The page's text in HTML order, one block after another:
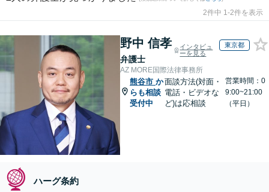
2件中 1-2件を表示
野中 信孝
弁護士
インタビュ
ーを見る
東京都
AZ MORE国際法律事務所
熊谷市 か
らも相談
受付中
面談方法(対面・
電話・ビデオな
ど)は応相談
営業時間：0
9:00~21:00
（平日）
ハーグ条約